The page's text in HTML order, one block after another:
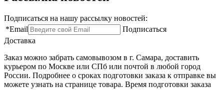
Подписаться на нашу рассылку новостей:
*Email
Подписаться
Доставка
Заказ можно забрать самовывозом в г. Самара, доставить
курьером по Москве или СПб или почтой в любой город
России. Подробнее о сроках подготовки заказа к отправке вы
можете узнать на странице товара. Время подготовки заказа